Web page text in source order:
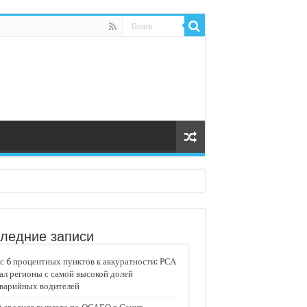
«Движение»
записи
6 процентных пунктов к аккуратности: РСА
регионы с самой высокой долей
водителей